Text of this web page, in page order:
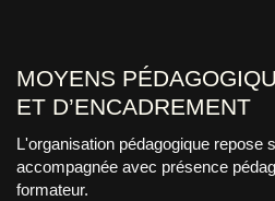
MOYENS
ET D’ENCADREMENT
L'organisation pédagogique repose
accompagnée avec présence
formateur.